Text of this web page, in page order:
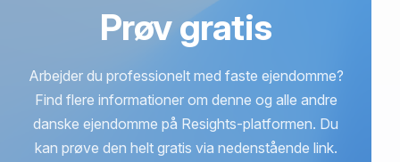
Prøv gratis
Arbejder du professionelt med faste ejendomme?
Find flere informationer om denne og alle andre
danske ejendomme på Resights-platformen. Du
kan prøve den helt gratis via nedenstående link.